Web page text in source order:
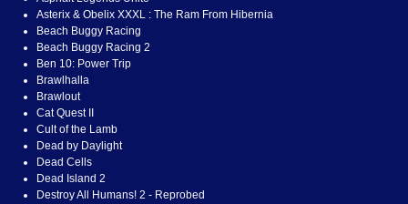
Asterix & Obelix XXXL : The Ram From Hibernia
Beach Buggy Racing
Beach Buggy Racing 2
Ben 10: Power Trip
Brawlhalla
Brawlout
Cat Quest II
Cult of the Lamb
Dead by Daylight
Dead Cells
Dead Island 2
Destroy All Humans! 2 - Reprobed